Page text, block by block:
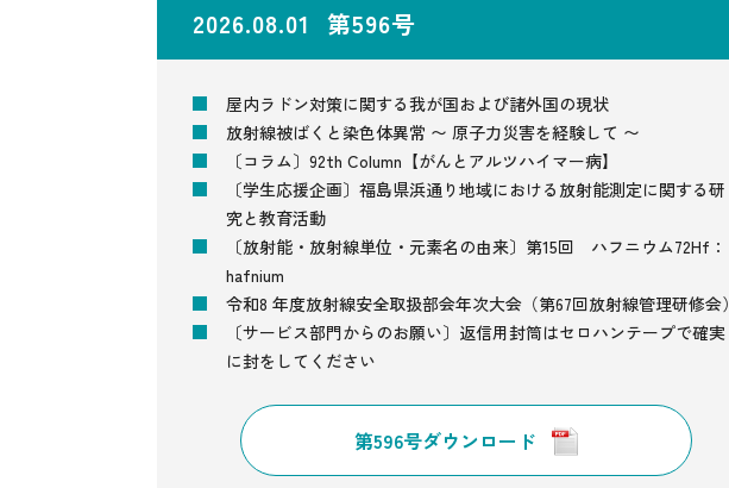
2026.08.01 第596号
屋内ラドン対策に関する我が国および諸外国の現状
放射線被ばくと染色体異常 〜 原子力災害を経験して 〜
〔コラム〕92th Column【がんとアルツハイマー病】
〔学生応援企画〕福島県浜通り地域における放射能測定に関する研
究と教育活動
〔放射能・放射線単位・元素名の由来〕第15回 ハフニウム72Hf：
hafnium
令和8 年度放射線安全取扱部会年次大会（第67回放射線管理研修会）
〔サービス部門からのお願い〕返信用封筒はセロハンテープで確実
に封をしてください
第596号ダウンロード